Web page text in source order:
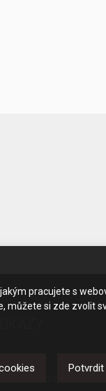
pracujete s
můžete si zde zvolit
Potvrdit